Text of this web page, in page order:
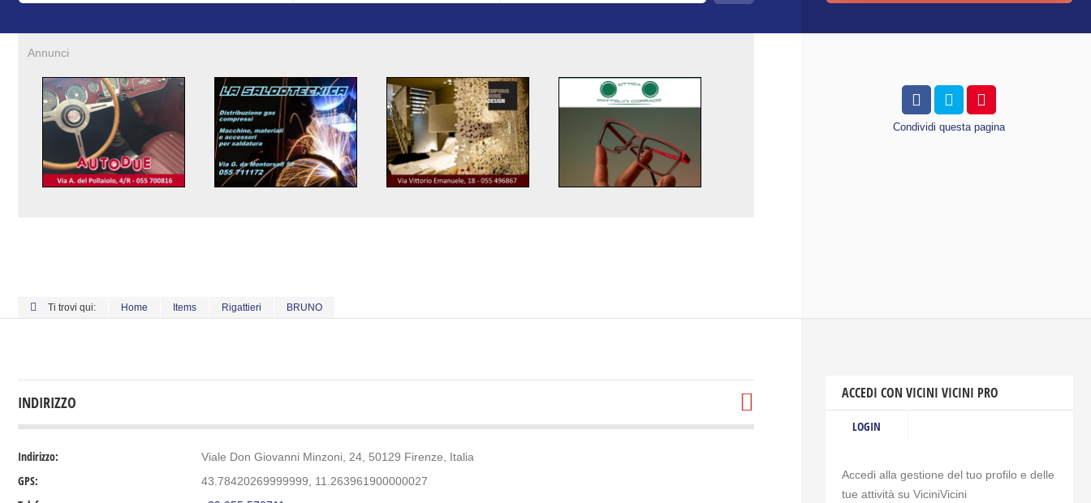
Annunci
Ti trovi qui: Home Items Rigattieri BRUNO
Condividi questa pagina
INDIRIZZO
Indirizzo: Viale Don Giovanni Minzoni, 24, 50129 Firenze, Italia
GPS: 43.78420269999999, 11.263961900000027
ACCEDI CON VICINI VICINI PRO
LOGIN
Accedi alla gestione del tuo profilo e delle
tue attività su ViciniVicini